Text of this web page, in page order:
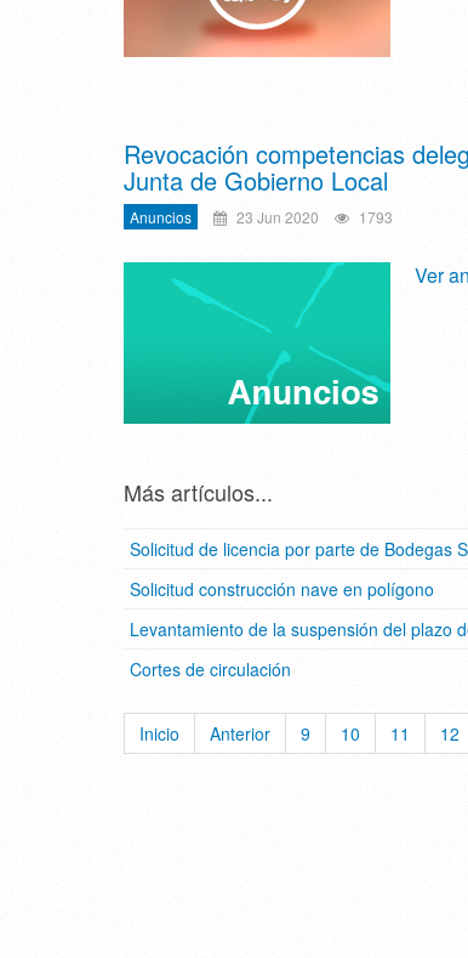
Revocación competencias
Junta de Gobierno Local
Anuncios 23 Jun 2020 1793
Ver
Más artículos...
Solicitud de licencia por parte de Bodegas
Solicitud construcción nave en polígono
Levantamiento de la suspensión del plazo
Cortes de circulación
Inicio Anterior 9 10 11 12